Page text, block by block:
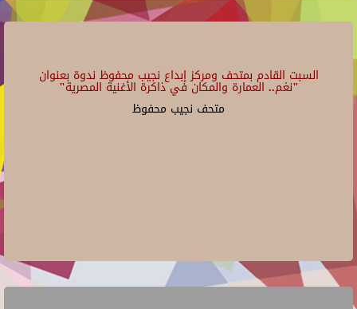
السبت القادم بمتحف ومركز إبداع نجيب محفوظ ندوة بعنوان
"نغم.. العمارة والمكان في ذاكرة الأغنية المصرية"
متحف نجيب محفوظ